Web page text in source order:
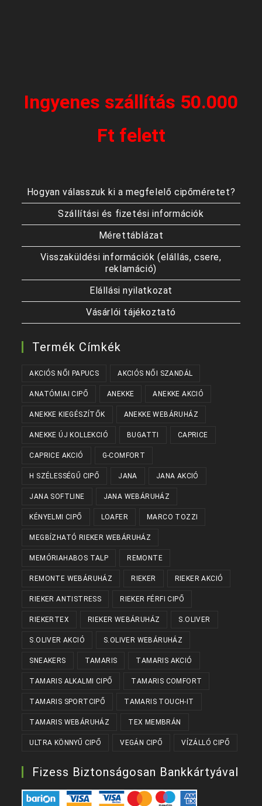
Ingyenes szállítás 50.000
Ft felett
Hogyan válasszuk ki a megfelelő cipőméretet?
Szállítási és fizetési információk
Mérettáblázat
Visszaküldési információk (elállás, csere,
reklamáció)
Elállási nyilatkozat
Vásárlói tájékoztató
Termék Címkék
AKCIÓS NŐI PAPUCS AKCIÓS NŐI SZANDÁL
ANATÓMIAI CIPŐ ANEKKE ANEKKE AKCIÓ
ANEKKE KIEGÉSZÍTŐK ANEKKE WEBÁRUHÁZ
ANEKKE ÚJ KOLLEKCIÓ BUGATTI CAPRICE
CAPRICE AKCIÓ G-COMFORT
H SZÉLESSÉGŰ CIPŐ JANA JANA AKCIÓ
JANA SOFTLINE JANA WEBÁRUHÁZ
KÉNYELMI CIPŐ LOAFER MARCO TOZZI
MEGBÍZHATÓ RIEKER WEBÁRUHÁZ
MEMÓRIAHABOS TALP REMONTE
REMONTE WEBÁRUHÁZ RIEKER RIEKER AKCIÓ
RIEKER ANTISTRESS RIEKER FÉRFI CIPŐ
RIEKERTEX RIEKER WEBÁRUHÁZ S.OLIVER
S.OLIVER AKCIÓ S.OLIVER WEBÁRUHÁZ
SNEAKERS TAMARIS TAMARIS AKCIÓ
TAMARIS ALKALMI CIPŐ TAMARIS COMFORT
TAMARIS SPORTCIPŐ TAMARIS TOUCH-IT
TAMARIS WEBÁRUHÁZ TEX MEMBRÁN
ULTRA KÖNNYŰ CIPŐ VEGÁN CIPŐ VÍZÁLLÓ CIPŐ
Fizess Biztonságosan Bankkártyával